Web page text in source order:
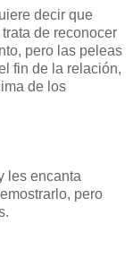
decir que
de reconocer
pero las peleas
fin de la relación,
de los
les encanta
pero